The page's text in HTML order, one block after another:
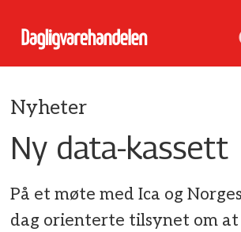
Nyheter
Ny data-kassett
På et møte med Ica og
dag orienterte tilsynet om at